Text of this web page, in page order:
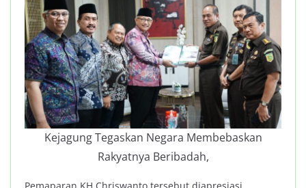
Kejagung Tegaskan Negara Membebaskan
Rakyatnya Beribadah,